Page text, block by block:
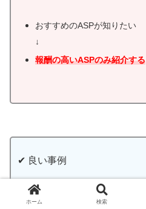
おすすめのASPが知りたい
↓
報酬の高いASPのみ紹介する
✔ 良い事例
おすすめのASPが知りたい
ホーム 検索